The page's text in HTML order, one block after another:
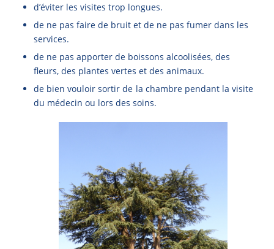
d’éviter les visites trop longues.
de ne pas faire de bruit et de ne pas fumer dans les
services.
de ne pas apporter de boissons alcoolisées, des
fleurs, des plantes vertes et des animaux.
de bien vouloir sortir de la chambre pendant la visite
du médecin ou lors des soins.